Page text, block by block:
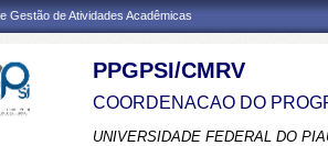
Gestão de Atividades Acadêmicas
PPGPSI/CMRV
COORDENACAO DO
UNIVERSIDADE FEDERAL DO